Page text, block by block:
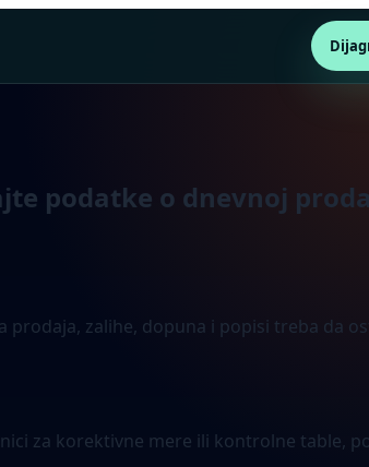
podatke o dnevnoj
zalihe, dopuna i popisi treba da
za korektivne mere ili kontrolne table,